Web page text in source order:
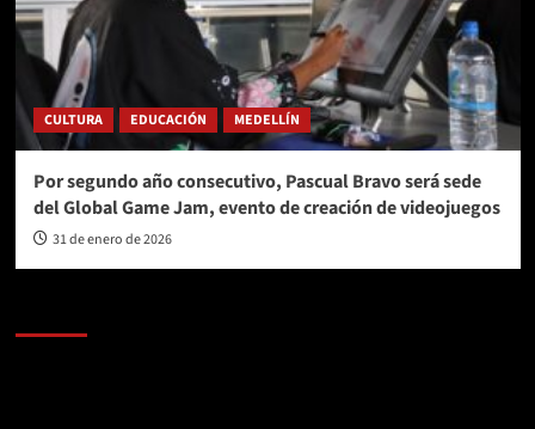
CULTURA EDUCACIÓN MEDELLÍN
Por segundo año consecutivo, Pascual Bravo será sede
del Global Game Jam, evento de creación de videojuegos
31 de enero de 2026